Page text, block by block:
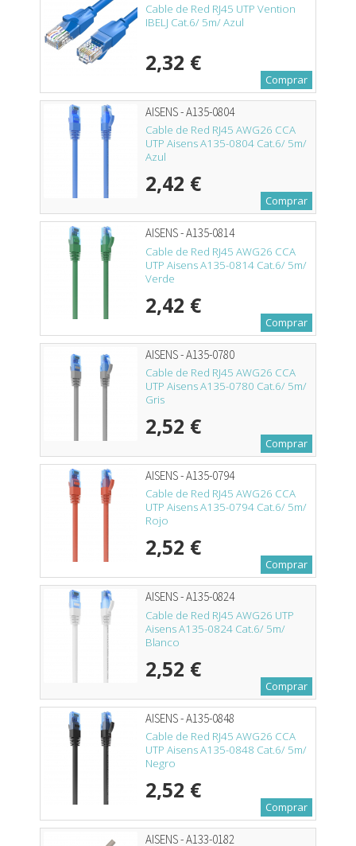
Cable de Red RJ45 UTP Vention
IBELJ Cat.6/ 5m/ Azul
2,32 €
Comprar
AISENS - A135-0804
Cable de Red RJ45 AWG26 CCA
UTP Aisens A135-0804 Cat.6/ 5m/
Azul
2,42 €
Comprar
AISENS - A135-0814
Cable de Red RJ45 AWG26 CCA
UTP Aisens A135-0814 Cat.6/ 5m/
Verde
2,42 €
Comprar
AISENS - A135-0780
Cable de Red RJ45 AWG26 CCA
UTP Aisens A135-0780 Cat.6/ 5m/
Gris
2,52 €
Comprar
AISENS - A135-0794
Cable de Red RJ45 AWG26 CCA
UTP Aisens A135-0794 Cat.6/ 5m/
Rojo
2,52 €
Comprar
AISENS - A135-0824
Cable de Red RJ45 AWG26 UTP
Aisens A135-0824 Cat.6/ 5m/
Blanco
2,52 €
Comprar
AISENS - A135-0848
Cable de Red RJ45 AWG26 CCA
UTP Aisens A135-0848 Cat.6/ 5m/
Negro
2,52 €
Comprar
AISENS - A133-0182